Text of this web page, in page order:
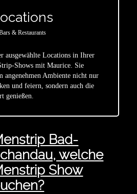
& Restaurants
ausgewählte Locations in Ihrer
Shows mit Maurice. Sie
angenehmen Ambiente nicht nur
und feiern, sondern auch die
genießen.
Bad-
welche
Show